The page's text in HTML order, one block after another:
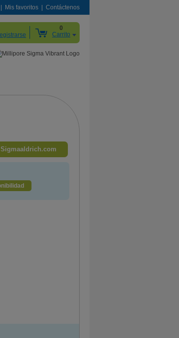
Mis favoritos Contáctenos
0
Carrito